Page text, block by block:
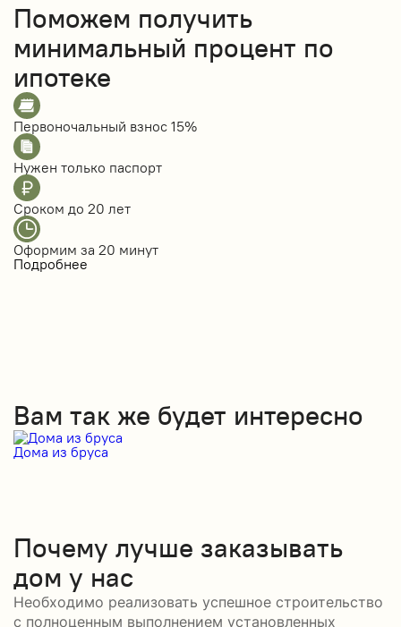
Поможем получить
минимальный процент по
ипотеке
Первоночальный взнос 15%
Нужен только паспорт
Сроком до 20 лет
Оформим за 20 минут
Подробнее
Вам так же будет интересно
Дома из бруса
Почему лучше заказывать
дом у нас
Необходимо реализовать успешное строительство
с полноценным выполнением установленных